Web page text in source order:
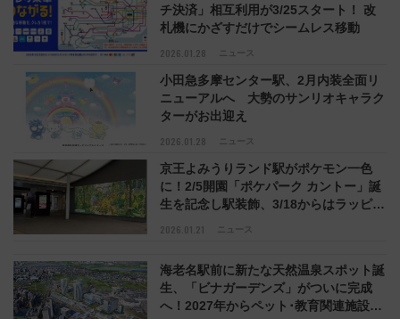
2026.01.28 ニュース
チ決済」相互利用が3/25スタート！ 改
札機にかざすだけでシームレス移動
2026.01.28 ニュース
小田急多摩センター駅、2月内装全面リ
ニューアルへ 大勢のサンリオキャラク
ターがお出迎え
2026.01.21 ニュース
京王よみうりランド駅がポケモン一色
に！2/5開園「ポケパーク カントー」誕
生を記念し駅装飾、3/18からはラッピン
海老名駅前に新たな天然温泉スポット誕
生、「ビナガーデンズ」がついに完成
へ！2027年からペット･教育関連施設、